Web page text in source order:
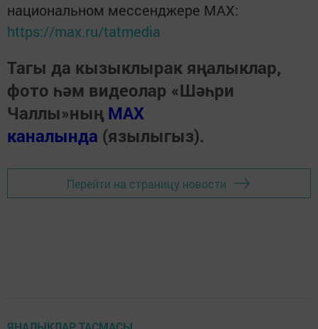
национальном мессенджере MАХ:
https://max.ru/tatmedia
Тагы да кызыклырак яңалыклар,
фото һәм видеолар «Шәһри
Чаллы»ның MAX
каналында (язылыгыз).
Перейти на страницу новости